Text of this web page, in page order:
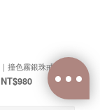
撞色霧銀珠戒指
NT$980